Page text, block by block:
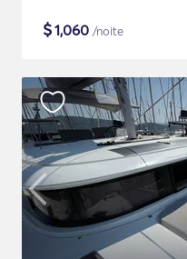
$1,060 /noite